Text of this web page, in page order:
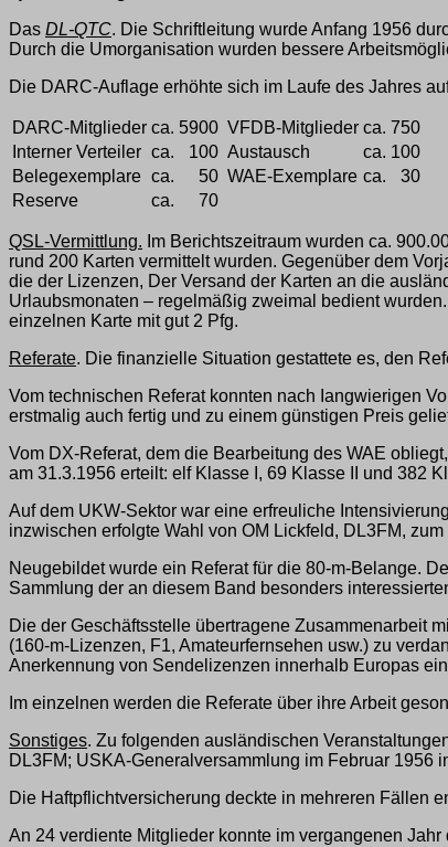
Das DL-QTC. Die Schriftleitung wurde Anfang 1956
Durch die Umorganisation wurden bessere
Die DARC-Auflage erhöhte sich im Laufe des Jahres
DARC-Mitglieder ca. 5900 VFDB-Mitglieder ca. 750
Interner Verteiler ca. 100 Austausch ca. 100
Belegexemplare ca. 50 WAE-Exemplare ca.
30
Reserve
ca. 70
QSL-Vermittlung. Im Berichtszeitraum wurden ca.
rund 200 Karten vermittelt wurden. Gegenüber dem
die der Lizenzen, Der Versand der Karten an die
Urlaubsmonaten – regelmäßig zweimal bedient
einzelnen Karte mit gut 2 Pfg.
Referate. Die finanzielle Situation gestattete es, den
Vom technischen Referat konnten nach Iangwierigen
erstmalig auch fertig und zu einem günstigen Preis
Vom DX-Referat, dem die Bearbeitung des WAE
am 31.3.1956 erteilt: elf Klasse I, 69 Klasse II und 382
Auf dem UKW-Sektor war eine erfreuliche
inzwischen erfolgte Wahl von OM Lickfeld, DL3FM,
Neugebildet wurde ein Referat für die 80-m-Belange.
Sammlung der an diesem Band besonders
Die der Geschäftsstelle übertragene Zusammenarbeit
(160-m-Lizenzen, F1, Amateurfernsehen usw.) zu
Anerkennung von Sendelizenzen innerhalb Europas
Im einzelnen werden die Referate über ihre Arbeit
Sonstiges. Zu folgenden ausländischen
DL3FM; USKA-Generalversammlung im Februar 1956
Die Haftpflichtversicherung deckte in mehreren Fällen
An 24 verdiente Mitglieder konnte im vergangenen